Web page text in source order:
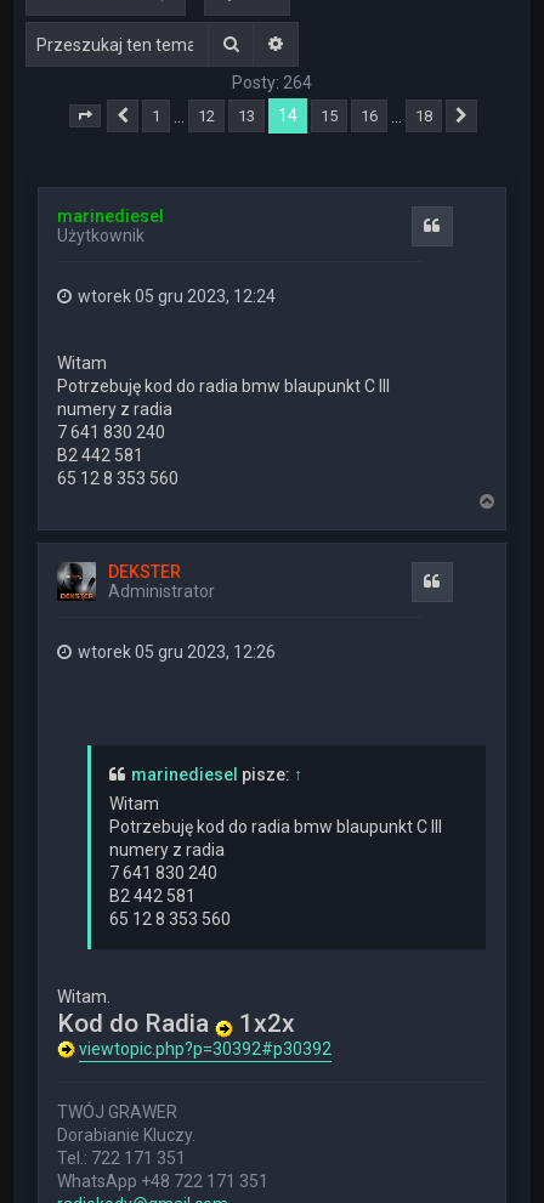
Szukaj
Posty: 264
Strona 14 z18
Poprzednia
1 12 13 14 15 16 18
marinediesel
Użytkownik
wtorek 05 gru 2023, 12:24
Witam
Potrzebuję kod do radia bmw blaupunkt C III
numery z radia
7 641 830 240
B2 442 581
65 12 8 353 560
g
DEKSTER
Administrator
wtorek 05 gru 2023, 12:26
marinediesel pisze: ↑
Witam
Potrzebuję kod do radia bmw blaupunkt C III
numery z radia
7 641 830 240
B2 442 581
65 12 8 353 560
Witam.
Kod do Radia 1x2x
viewtopic.php?p=30392#p30392
TWÓJ GRAWER
Dorabianie Kluczy.
Tel.: 722 171 351
WhatsApp +48 722 171 351